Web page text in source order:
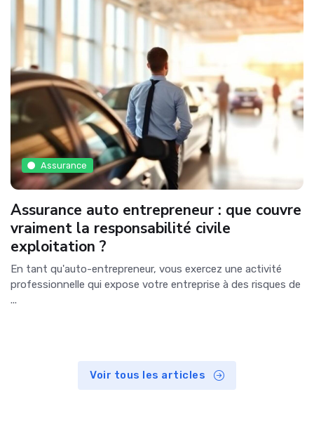
Assurance
Assurance auto entrepreneur : que couvre
vraiment la responsabilité civile
exploitation ?
En tant qu'auto-entrepreneur, vous exercez une activité
professionnelle qui expose votre entreprise à des risques de
...
Voir tous les articles